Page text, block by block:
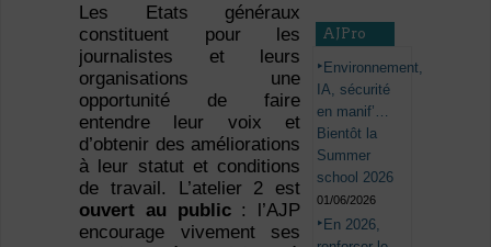
Les Etats généraux
constituent pour les
journalistes et leurs
organisations une
opportunité de faire
entendre leur voix et
d’obtenir des améliorations
à leur statut et conditions
de travail. L’atelier 2 est
ouvert au public: l’AJP
encourage vivement ses
AJPro
Environnement,
IA, sécurité
en manif’…
Bientôt la
Summer
school 2026
01/06/2026
En 2026,